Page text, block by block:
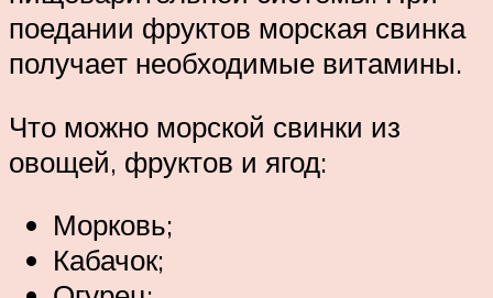
поедании фруктов морская свинка
получает необходимые витамины.
Что можно морской свинки из
овощей, фруктов и ягод:
Морковь;
Кабачок;